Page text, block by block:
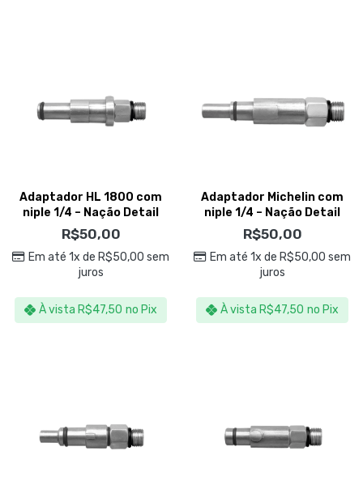
Adaptador HL 1800 com
niple 1/4 – Nação Detail
R$50,00
Em até 1x de R$50,00 sem
juros
À vista R$47,50 no Pix
Adaptador Michelin com
niple 1/4 – Nação Detail
R$50,00
Em até 1x de R$50,00 sem
juros
À vista R$47,50 no Pix